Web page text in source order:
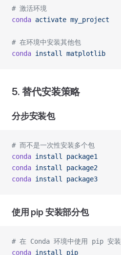
# 激活环境
conda activate my_project
# 在环境中安装其他包
conda install matplotlib
5. 替代安装策略
分步安装包
# 而不是一次性安装多个包
conda install
package1
conda install
package2
conda install package3
使用 pip 安装部分包
# 在 Conda 环境中使用 pip 安装
conda install
pip